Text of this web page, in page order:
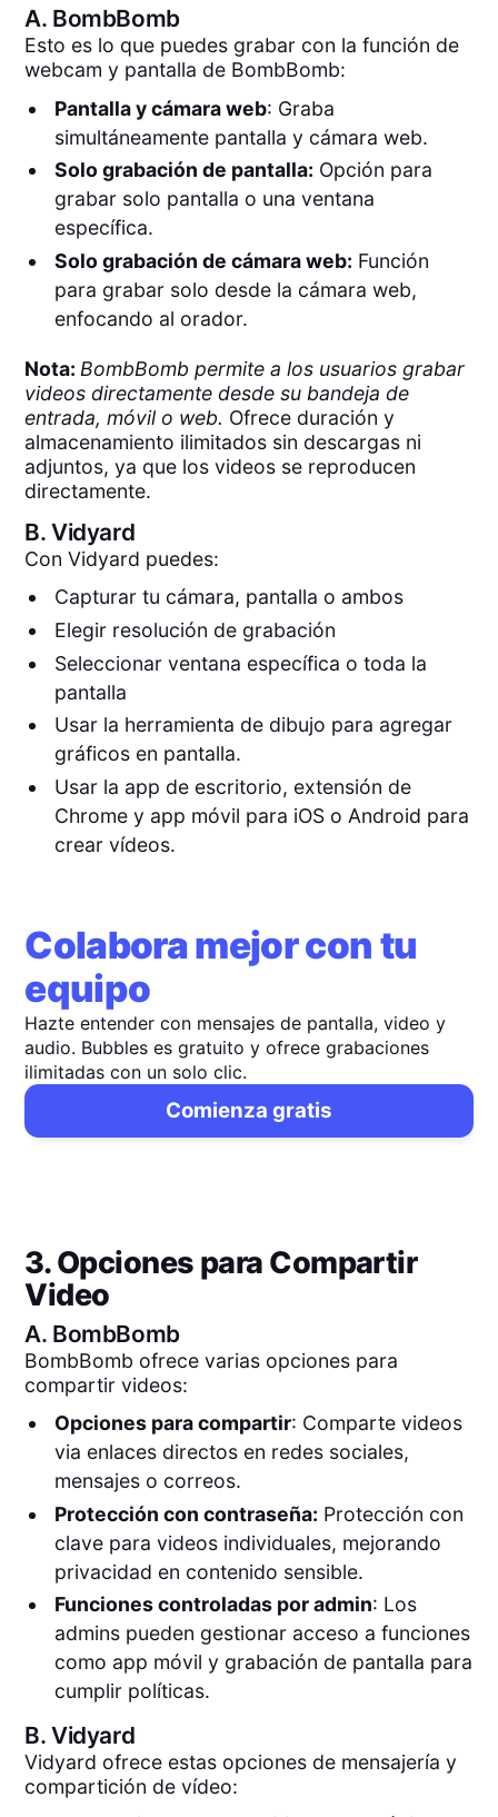
A. BombBomb
Esto es lo que puedes grabar con la función de
webcam y pantalla de BombBomb:
Pantalla y cámara web: Graba
simultáneamente pantalla y cámara web.
Solo grabación de pantalla: Opción para
grabar solo pantalla o una ventana
específica.
Solo grabación de cámara web: Función
para grabar solo desde la cámara web,
enfocando al orador.
Nota: BombBomb permite a los usuarios grabar
videos directamente desde su bandeja de
entrada, móvil o web. Ofrece duración y
almacenamiento ilimitados sin descargas ni
adjuntos, ya que los videos se reproducen
directamente.
B.Vidyard
Con Vidyard puedes:
Capturar tu cámara, pantalla o ambos
Elegir resolución de grabación
Seleccionar ventana específica o toda la
pantalla
Usar la herramienta de dibujo para agregar
gráficos en pantalla.
Usar la app de escritorio, extensión de
Chrome y app móvil para iOS o Android para
crear vídeos.
Colabora mejor con tu
equipo
Hazte entender con mensajes de pantalla, video y
audio. Bubbles es gratuito y ofrece grabaciones
ilimitadas con un solo clic.
Comienza gratis
3. Opciones para Compartir
Video
A. BombBomb
BombBomb ofrece varias opciones para
compartir videos:
Opciones para compartir: Comparte videos
via enlaces directos en redes sociales,
mensajes o correos.
Protección con contraseña: Protección con
clave para videos individuales, mejorando
privacidad en contenido sensible.
Funciones controladas por admin: Los
admins pueden gestionar acceso a funciones
como app móvil y grabación de pantalla para
cumplir políticas.
B.Vidyard
Vidyard ofrece estas opciones de mensajería y
compartición de vídeo: